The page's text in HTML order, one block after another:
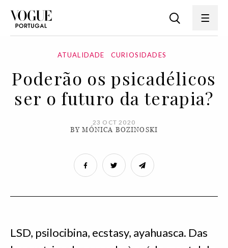
ATUALIDADE CURIOSIDADES
Poderão os psicadélicos
ser o futuro da terapia?
23 OCT 2020
BY MÓNICA BOZINOSKI
LSD, psilocibina, ecstasy, ayahuasca. Das